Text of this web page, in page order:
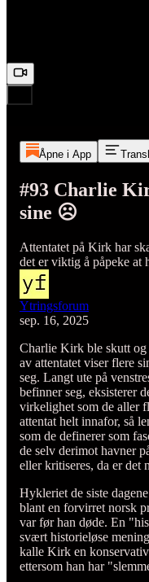
Åpne i App
#93 Charlie
sine ☹️
Attentatet på Kirk har
det er viktig å påpeke at
Ytringsforum
sep. 16, 2025
Charlie Kirk ble skutt og
av attentatet viser flere
seg. Langt ute på
befinner seg, eksisterer
virkelighet som de aller
attentat helt innafor, så
som de definerer som
de selv derimot havner
eller kritiseres, da er det
Hykleriet de siste
blant en forvirret norsk
var før han døde. En
svært historieløse
kalle Kirk en
ettersom han har